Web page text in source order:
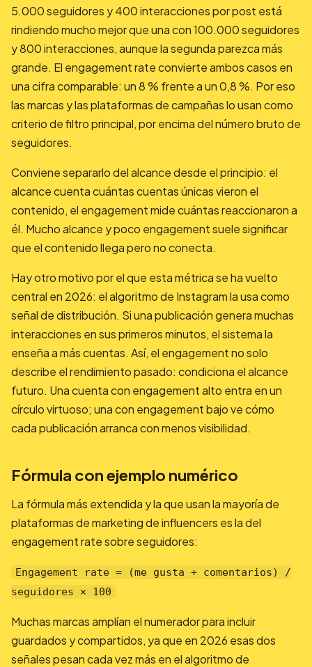
5.000 seguidores y 400 interacciones por post está
rindiendo mucho mejor que una con 100.000 seguidores
y 800 interacciones, aunque la segunda parezca más
grande. El engagement rate convierte ambos casos en
una cifra comparable: un 8 % frente a un 0,8 %. Por eso
las marcas y las plataformas de campañas lo usan como
criterio de filtro principal, por encima del número bruto de
seguidores.
Conviene separarlo del alcance desde el principio: el
alcance cuenta cuántas cuentas únicas vieron el
contenido, el engagement mide cuántas reaccionaron a
él. Mucho alcance y poco engagement suele significar
que el contenido llega pero no conecta.
Hay otro motivo por el que esta métrica se ha vuelto
central en 2026: el algoritmo de Instagram la usa como
señal de distribución. Si una publicación genera muchas
interacciones en sus primeros minutos, el sistema la
enseña a más cuentas. Así, el engagement no solo
describe el rendimiento pasado: condiciona el alcance
futuro. Una cuenta con engagement alto entra en un
círculo virtuoso; una con engagement bajo ve cómo
cada publicación arranca con menos visibilidad.
Fórmula con ejemplo numérico
La fórmula más extendida y la que usan la mayoría de
plataformas de marketing de influencers es la del
engagement rate sobre seguidores:
Engagement rate = (me gusta + comentarios) /
seguidores × 100
Muchas marcas amplían el numerador para incluir
guardados y compartidos, ya que en 2026 esas dos
señales pesan cada vez más en el algoritmo de